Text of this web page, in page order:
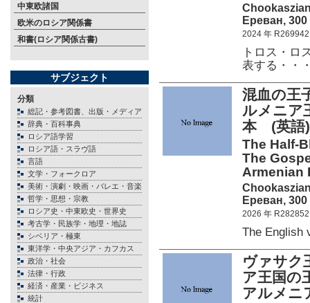
中東欧諸国
欧米のロシア関係書
和書(ロシア関係古書)
サブジェクト
分類
総記・参考図書、出版・メディア
辞典・百科事典
ロシア語学習
ロシア語・スラヴ語
言語
文学・フォークロア
美術・演劇・映画・バレエ・音楽
哲学・思想・宗教
ロシア史・中東欧史・世界史
考古学・民族学・地理・地誌
シベリア・極東
東洋学・中央アジア・カフカス
政治・社会
法律・行政
経済・産業・ビジネス
統計
Ереван,
2024 年 R269942
トロス・ロ
表する・・
混血の王
ルメニア
本 (英語)
The Half-
The
Armenian
Ереван,
2026 年 R282852
The English
ヴァサク
ア王国の
アルメニ